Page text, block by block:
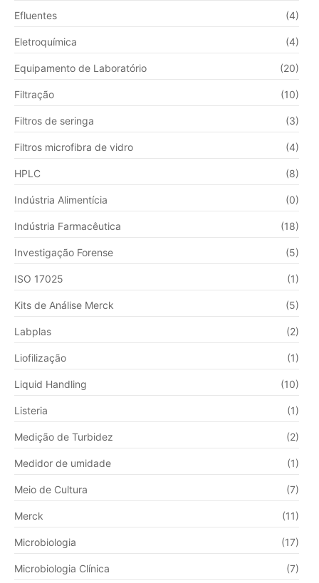
Efluentes (4)
Eletroquímica (4)
Equipamento de Laboratório (20)
Filtração (10)
Filtros de seringa (3)
Filtros microfibra de vidro (4)
HPLC (8)
Indústria Alimentícia (0)
Indústria Farmacêutica (18)
Investigação Forense (5)
ISO 17025 (1)
Kits de Análise Merck (5)
Labplas (2)
Liofilização (1)
Liquid Handling (10)
Listeria (1)
Medição de Turbidez (2)
Medidor de umidade (1)
Meio de Cultura (7)
Merck (11)
Microbiologia (17)
Microbiologia Clínica (7)